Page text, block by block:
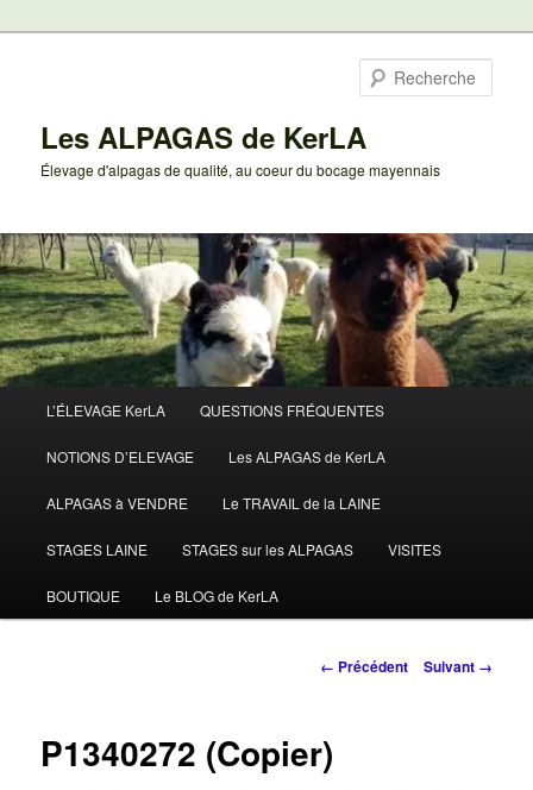
Les ALPAGAS de KerLA
Élevage d'alpagas de qualité, au coeur du bocage mayennais
principal
L’ÉLEVAGE KerLA QUESTIONS FRÉQUENTES
NOTIONS D’ELEVAGE Les ALPAGAS de KerLA
ALPAGAS à VENDRE Le TRAVAIL de la LAINE
STAGES LAINE STAGES sur les ALPAGAS VISITES
BOUTIQUE Le BLOG de KerLA
Navigation
← Précédent Suivant →
P1340272 (Copier)